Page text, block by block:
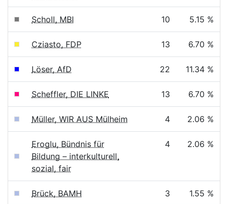
Scholl, MBI 10 5.15 %
Cziasto, FDP 13 6.70 %
Löser, AfD 22 11.34 %
Scheffler, DIE LINKE 13 6.70 %
Müller, WIR AUS Mülheim 4 2.06 %
Eroglu, Bündnis für
Bildung – interkulturell,
sozial, fair
4 2.06 %
Brück, BAMH 3 1.55 %